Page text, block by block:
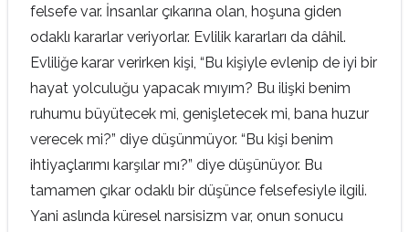
felsefe var. İnsanlar çıkarına olan, hoşuna giden
odaklı kararlar veriyorlar. Evlilik kararları da dâhil.
Evliliğe karar verirken kişi, “Bu kişiyle evlenip de iyi bir
hayat yolculuğu yapacak mıyım? Bu ilişki benim
ruhumu büyütecek mi, genişletecek mi, bana huzur
verecek mi?” diye düşünmüyor. “Bu kişi benim
ihtiyaçlarımı karşılar mı?” diye düşünüyor. Bu
tamamen çıkar odaklı bir düşünce felsefesiyle ilgili.
Yani aslında küresel narsisizm var, onun sonucu